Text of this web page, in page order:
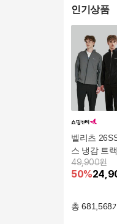
인기상품
벨리츠
스 냉감 트
49,900원
50%
총681,568